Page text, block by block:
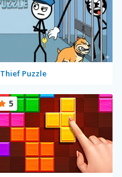
Thief Puzzle
5